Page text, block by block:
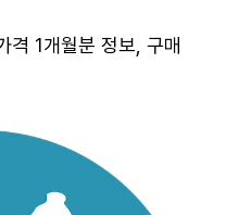
격 1개월분 정보, 구매